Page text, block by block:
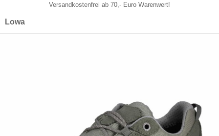
Versandkostenfrei ab 70,- Euro Warenwert!
Lowa